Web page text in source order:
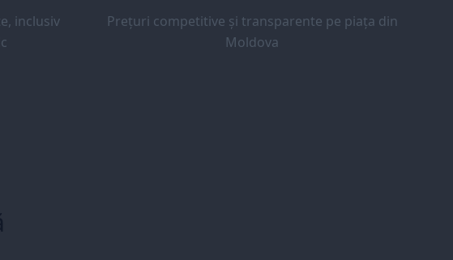
inclusiv
Prețuri competitive și transparente pe piața din
Moldova